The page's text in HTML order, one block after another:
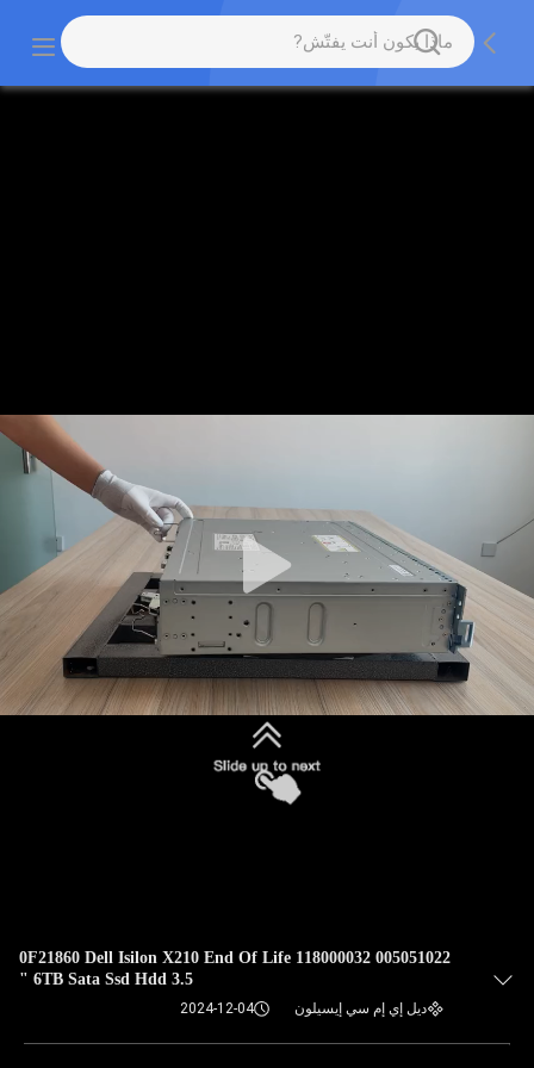
005051022 118000032 0F21860 Dell Isilon X210 End Of Life
6TB Sata Ssd Hdd 3.5 "
ديل إي إم سي إيسيلون 2024-12-04